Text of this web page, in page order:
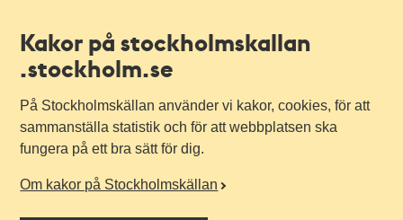
Kakor på stockholmskallan
.stockholm.se
På Stockholmskällan använder vi kakor, cookies, för att
sammanställa statistik och för att webbplatsen ska
fungera på ett bra sätt för dig.
Om kakor på Stockholmskällan